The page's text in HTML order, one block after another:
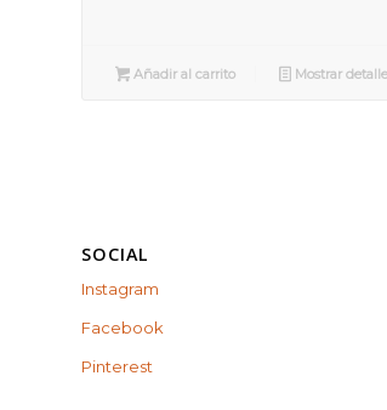
Añadir al carrito Mostrar
SOCIAL
Instagram
Facebook
Pinterest